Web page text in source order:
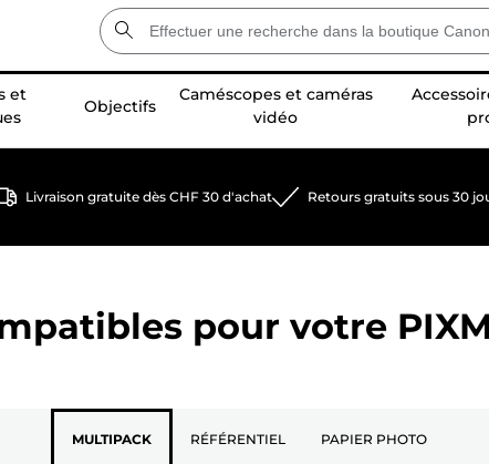
et
Objectifs
Caméscopes et caméras
vidéo
Livraison gratuite dès CHF 30 d'achat Retours gratuits sous 30
pour votre
MULTIPACK RÉFÉRENTIEL PAPIER PHOTO